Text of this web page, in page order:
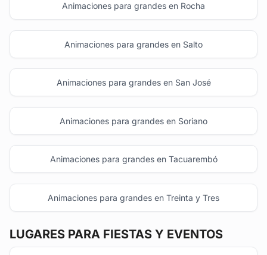
Animaciones para grandes en Rocha
Animaciones para grandes en Salto
Animaciones para grandes en San José
Animaciones para grandes en Soriano
Animaciones para grandes en Tacuarembó
Animaciones para grandes en Treinta y Tres
LUGARES PARA FIESTAS Y EVENTOS